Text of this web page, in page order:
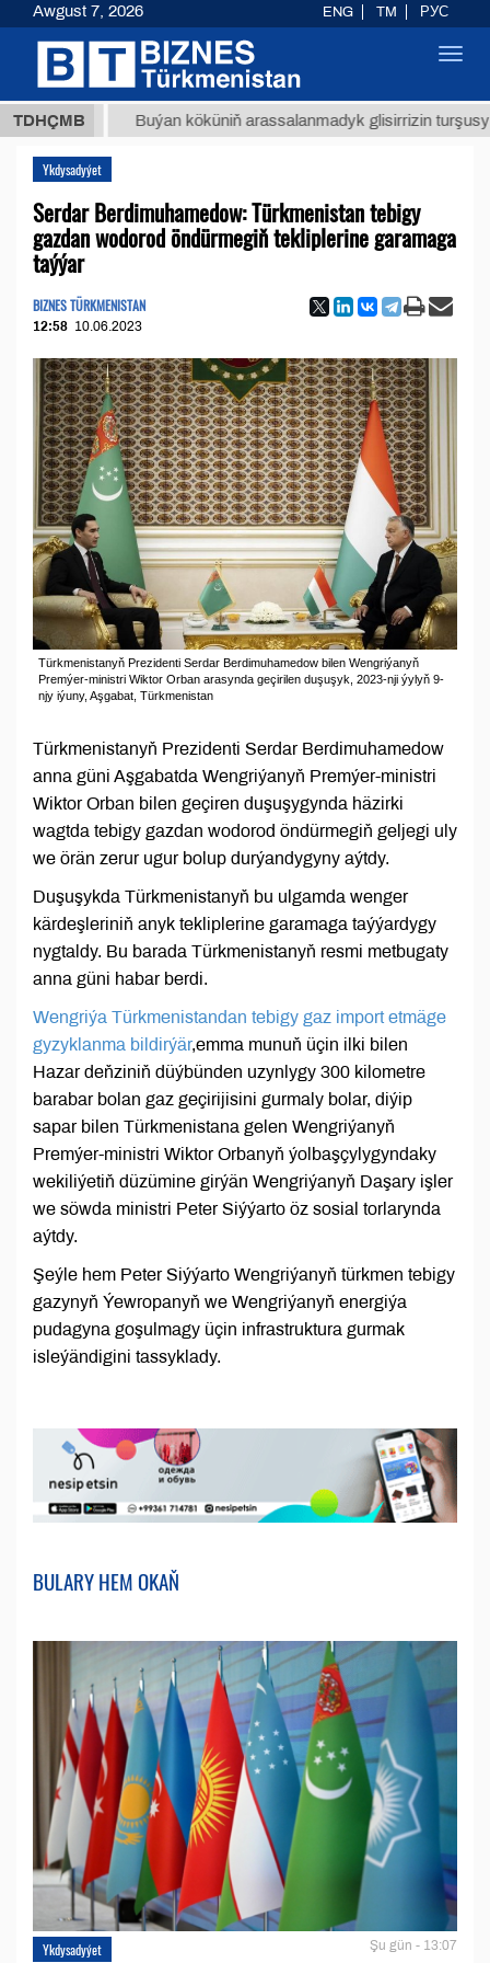
TDHÇMBBuýan köküniň arassalanmadyk glisirrizin turşusy (t.)
Ykdysadyýet
Serdar Berdimuhamedow: Türkmenistan tebigy
gazdan wodorod öndürmegiň tekliplerine garamaga
taýýar
BIZNES TÜRKMENISTAN
12:58 10.06.2023
Türkmenistanyň Prezidenti Serdar Berdimuhamedow bilen Wengriýanyň
Premýer-ministri Wiktor Orban arasynda geçirilen duşuşyk, 2023-nji ýylyň 9-
njy iýuny, Aşgabat, Türkmenistan
Türkmenistanyň Prezidenti Serdar Berdimuhamedow
anna güni Aşgabatda Wengriýanyň Premýer-ministri
Wiktor Orban bilen geçiren duşuşygynda häzirki
wagtda tebigy gazdan wodorod öndürmegiň geljegi uly
we örän zerur ugur bolup durýandygyny aýtdy.
Duşuşykda Türkmenistanyň bu ulgamda wenger
kärdeşleriniň anyk tekliplerine garamaga taýýardygy
nygtaldy. Bu barada Türkmenistanyň resmi metbugaty
anna güni habar berdi.
Wengriýa Türkmenistandan tebigy gaz import etmäge
gyzyklanma bildirýär,emma munuň üçin ilki bilen
Hazar deňziniň düýbünden uzynlygy 300 kilometre
barabar bolan gaz geçirijisini gurmaly bolar, diýip
sapar bilen Türkmenistana gelen Wengriýanyň
Premýer-ministri Wiktor Orbanyň ýolbaşçylygyndaky
wekiliýetiň düzümine girýän Wengriýanyň Daşary işler
we söwda ministri Peter Siýýarto öz sosial torlarynda
aýtdy.
Şeýle hem Peter Siýýarto Wengriýanyň türkmen tebigy
gazynyň Ýewropanyň we Wengriýanyň energiýa
pudagyna goşulmagy üçin infrastruktura gurmak
isleýändigini tassyklady.
BULARY HEM OKAŇ
Ykdysadyýet Şu gün - 13:07
Awgust 7, 2026 ENG TM РУС